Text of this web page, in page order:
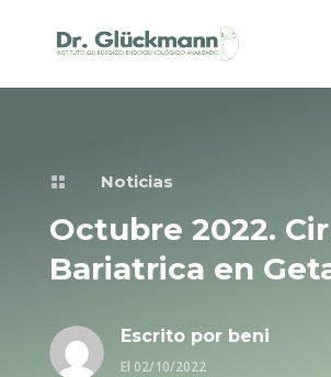
 Noticias
Octubre 2022.
Bariatrica en
Escrito por beni
El 02/10/2022